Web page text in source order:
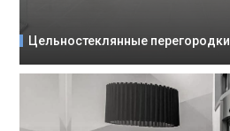
Цельностеклянные перегородки